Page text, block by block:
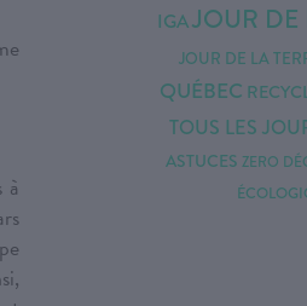
à
IGAJOUR DE
JOUR DE LA
QUÉBEC
TOUS LES
ASTUCES ZERO